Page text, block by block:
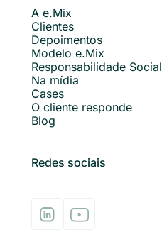
A e.Mix
Clientes
Depoimentos
Modelo e.Mix
Responsabilidade Social
Na mídia
Cases
O cliente responde
Blog
Redes sociais